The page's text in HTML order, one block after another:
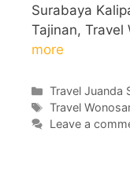
Surabaya
Tajinan, Travel
more
Categories
Travel Juanda
Tags
Travel
Leave a